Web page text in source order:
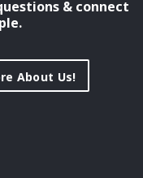
& connect
About Us!